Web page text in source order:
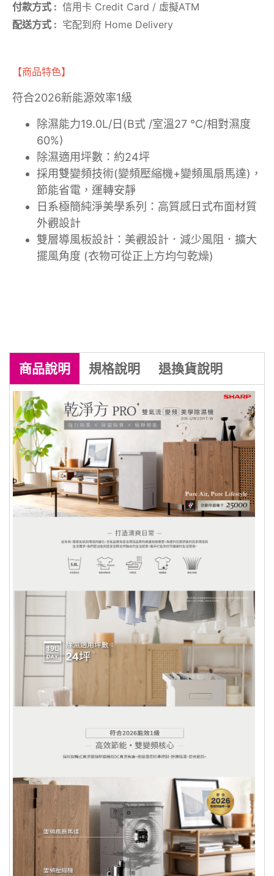
付款方式 : 信用卡 Credit Card / 虛擬ATM
配送方式 : 宅配到府 Home Delivery
【商品特色】
符合2026新能源效率1級
除濕能力19.0L/日(B式 /室溫27 ℃/相對濕度
60%)
除濕適用坪數：約24坪
採用雙變頻技術(變頻壓縮機+變頻風扇馬達)，
節能省電，運轉安靜
日系極簡純淨美學系列：高質感日式布面材質
外觀設計
雙層導風板設計：美觀設計．減少風阻．擴大
擺風角度 (衣物可從正上方均勻乾燥)
商品說明 規格說明 退換貨說明
商品到貨享七天鑑賞期之權益（
注意！
鑑賞期非試用期），辦理退貨商品必須
是全新狀態且包裝完整，商品一經拆
封，等同商品價值已受損，僅能以福利
品出售，若需退換貨，我方須收取價值
損失之費用(回復原狀、整新費)，請先
確認商品正確、外觀可接受，再行開
機/使用，以免影響您的權利。 註：依
合理例外情事適用準則】下列商品無七
天鑑賞期：
一、易腐敗、保存期限短、或解約時即將逾期。
二、依消費者要求所客製化給付
三、報紙、期刊或是報紙
四、經消費者拆封之影音商品或是電腦軟體
五、非以有形媒介提供之數位內容或一經提供即為
完成線上服務，經消費者事先同意始提供
七、國際航空客運服務
出貨已全程攝影，為保障您購物權益，
開箱過程請全程錄影；如有問題請反映
客服並提供錄影檔案，客服會儘速替消
費者處理後續相關事宜。
數位序號、票卷等非實體商品不提供退
換貨服務，其它商品僅限換貨1次。